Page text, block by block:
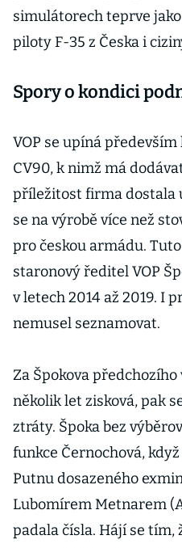
simulátorech teprve
piloty F-35 z Česka i
Spory o kondici
VOP se upíná
CV90, k nimž má
příležitost firma dostala
se na výrobě více než
pro českou armádu.
staronový ředitel VOP
v letech 2014 až 2019. I
nemusel seznamovat.
Za Špokova
několik let zisková, pak
ztráty. Špoka bez
funkce Černochová,
Putnu dosazeného
Lubomírem Metnarem
padala čísla. Hájí se tím,